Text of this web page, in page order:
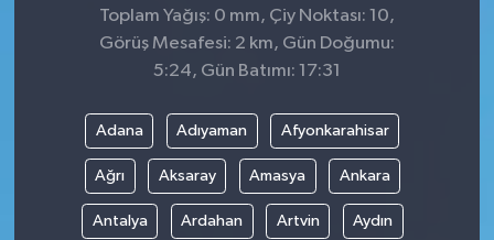
Toplam Yağış: 0 mm, Çiy Noktası: 10,
Görüş Mesafesi: 2 km, Gün Doğumu:
5:24, Gün Batımı: 17:31
Adana Adıyaman Afyonkarahisar
Ağrı Aksaray Amasya Ankara
Antalya Ardahan Artvin Aydın